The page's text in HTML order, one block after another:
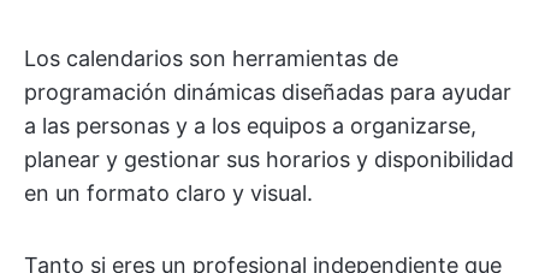
Los calendarios son herramientas de
programación dinámicas diseñadas para ayudar
a las personas y a los equipos a organizarse,
planear y gestionar sus horarios y disponibilidad
en un formato claro y visual.
Tanto si eres un profesional independiente que